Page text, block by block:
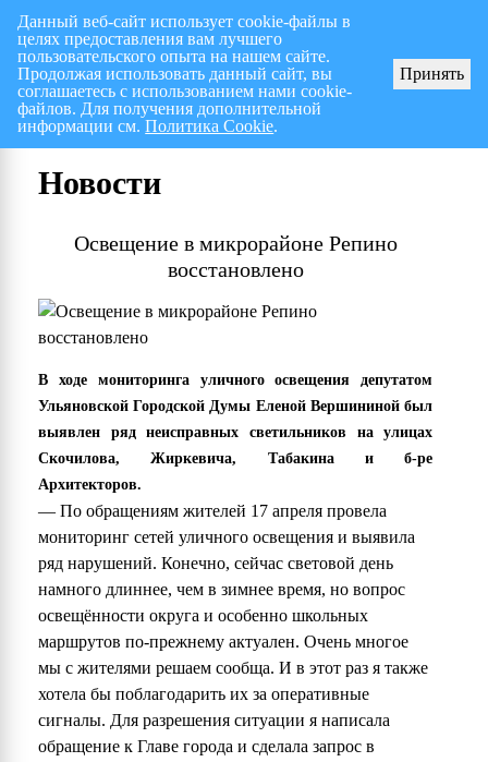
Перспективный план работ на I полугодие 2026 г.
Новости
Освещение в микрорайоне Репино
восстановлено
В ходе мониторинга уличного освещения депутатом
Ульяновской Городской Думы Еленой Вершининой был
выявлен ряд неисправных светильников на улицах
Скочилова, Жиркевича, Табакина и б-ре
Архитекторов.
— По обращениям жителей 17 апреля провела
мониторинг сетей уличного освещения и выявила
ряд нарушений. Конечно, сейчас световой день
намного длиннее, чем в зимнее время, но вопрос
освещённости округа и особенно школьных
маршрутов по-прежнему актуален. Очень многое
мы с жителями решаем сообща. И в этот раз я также
хотела бы поблагодарить их за оперативные
сигналы. Для разрешения ситуации я написала
обращение к Главе города и сделала запрос в
Данный веб-сайт использует cookie-файлы в
целях предоставления вам лучшего
пользовательского опыта на нашем сайте.
Продолжая использовать данный сайт, вы
соглашаетесь с использованием нами cookie-
файлов. Для получения дополнительной
информации см.Политика Cookie.
Принять